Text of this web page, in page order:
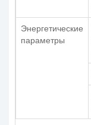
Энергетические
параметры